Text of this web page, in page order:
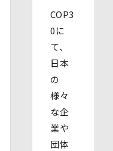
場合】
（続柄の記載され
できる公的書類）
人の場合】
し
あることを証明する
確認ができる公的書
COP3
0に
て、
日本
の
様々
な企
業や
団体